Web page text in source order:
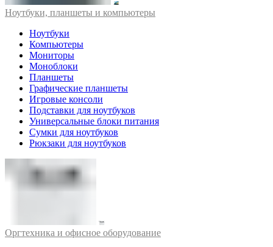
Ноутбуки, планшеты и компьютеры
Ноутбуки
Компьютеры
Мониторы
Моноблоки
Планшеты
Графические планшеты
Игровые консоли
Подставки для ноутбуков
Универсальные блоки питания
Сумки для ноутбуков
Рюкзаки для ноутбуков
Оргтехника и офисное оборудование